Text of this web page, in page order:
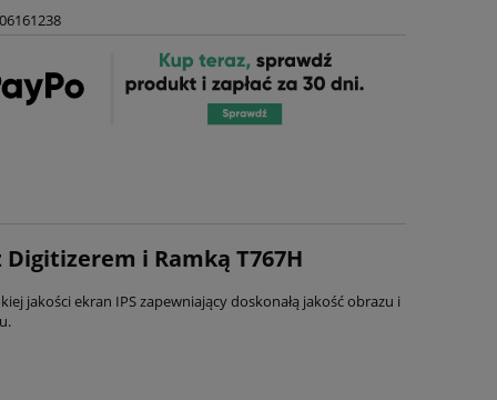
Digitizerem i Ramką T767H
jakości ekran IPS zapewniający doskonałą jakość obrazu i